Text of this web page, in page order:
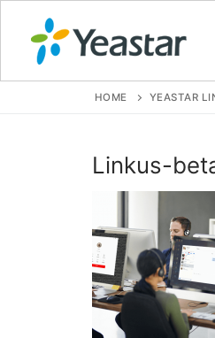
HOME YEASTAR
Linkus-